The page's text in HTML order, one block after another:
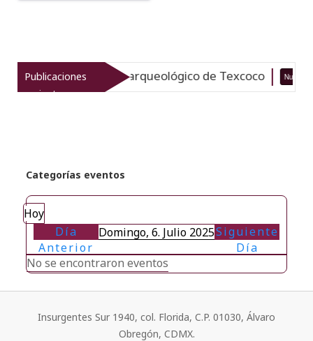
Publicaciones
recientes
el patrimonio arqueológico de Texcoco Nuevo
Categorías eventos
Hoy
Día
Anterior
Domingo, 6. Julio 2025Siguiente
Día
No se encontraron eventos
Insurgentes Sur 1940, col. Florida, C.P. 01030, Álvaro
Obregón, CDMX.